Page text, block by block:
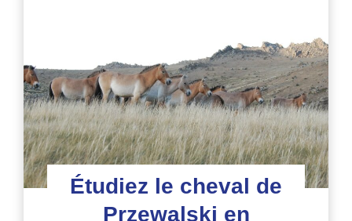
Canada
Étudiez le cheval de
Przewalski en